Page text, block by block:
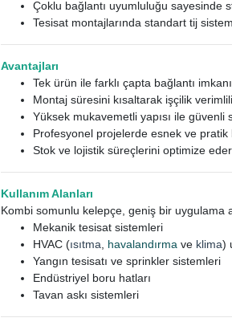
Çoklu bağlantı uyumluluğu sayesinde
Tesisat montajlarında standart tij
Avantajları
Tek ürün ile farklı çapta bağlantı
Montaj süresini kısaltarak işçilik
Yüksek mukavemetli yapısı ile güvenli
Profesyonel projelerde esnek ve pratik
Stok ve lojistik süreçlerini optimize eder
Kullanım Alanları
Kombi somunlu kelepçe, geniş bir uygulama
Mekanik tesisat sistemleri
HVAC (ısıtma havalandırma ve klima)
Yangın tesisatı ve sprinkler sistemleri
Endüstriyel boru hatları
Tavan askı sistemleri